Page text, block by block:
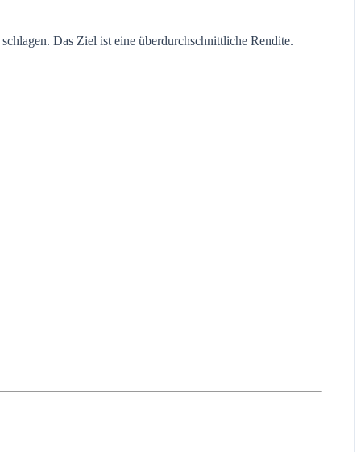
Das Ziel ist eine überdurchschnittliche Rendite.